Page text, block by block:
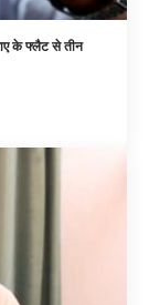
के फ्लैट से तीन